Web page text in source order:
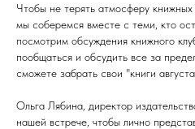
Чтобы не терять атмосферу книжных
мы соберемся вместе с теми, кто
посмотрим обсуждения книжного
пообщаться и обсудить все за
сможете забрать свои "книги
Ольга Лябина, директор
нашей встрече, чтобы лично